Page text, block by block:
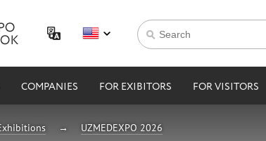
COMPANIES FOR EXIBITORS FOR VISITORS
UZMEDEXPO 2026